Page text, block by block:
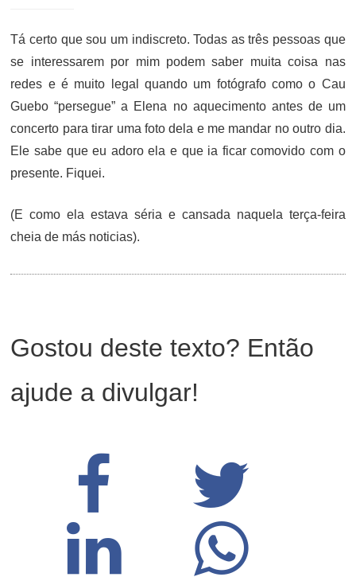
Tá certo que sou um indiscreto. Todas as três pessoas que
se interessarem por mim podem saber muita coisa nas
redes e é muito legal quando um fotógrafo como o Cau
Guebo “persegue” a Elena no aquecimento antes de um
concerto para tirar uma foto dela e me mandar no outro dia.
Ele sabe que eu adoro ela e que ia ficar comovido com o
presente. Fiquei.
(E como ela estava séria e cansada naquela terça-feira
cheia de más noticias).
Gostou deste texto? Então
ajude a divulgar!